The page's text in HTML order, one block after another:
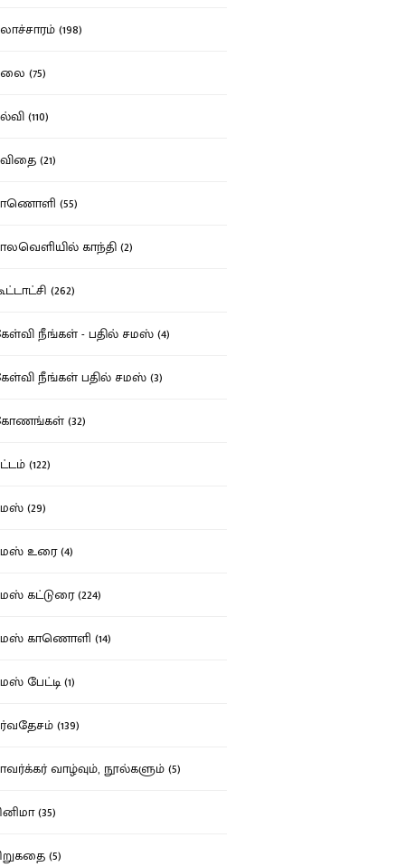
(198)
(75)
(110)
(21)
(55)
காந்தி (2)
(262)
நீங்கள் - பதில் சமஸ் (4)
நீங்கள் பதில் சமஸ் (3)
(32)
(122)
(29)
உரை (4)
கட்டுரை (224)
காணொளி (14)
பேட்டி (1)
(139)
வாழ்வும், நூல்களும் (5)
(35)
(5)